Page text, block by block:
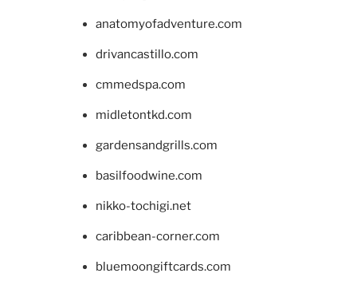
anatomyofadventure.com
drivancastillo.com
cmmedspa.com
midletontkd.com
gardensandgrills.com
basilfoodwine.com
nikko-tochigi.net
caribbean-corner.com
bluemoongiftcards.com